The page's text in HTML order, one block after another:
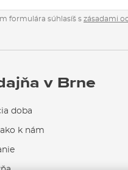
formulára súhlasíš s zásadami
v Brne
doba
k nám